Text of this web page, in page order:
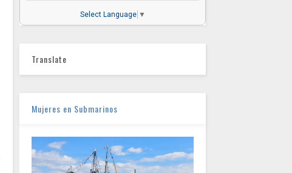
Select Language ▼
Translate
Mujeres en Submarinos